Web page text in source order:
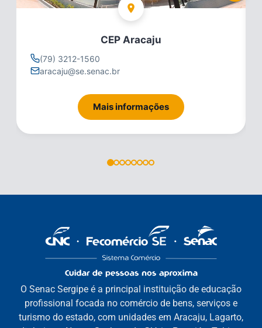
CEP Aracaju
(79) 3212-1560
aracaju@se.senac.br
Mais informações
O Senac Sergipe é a principal instituição de educação
profissional focada no comércio de bens, serviços e
turismo do estado, com unidades em Aracaju, Lagarto,